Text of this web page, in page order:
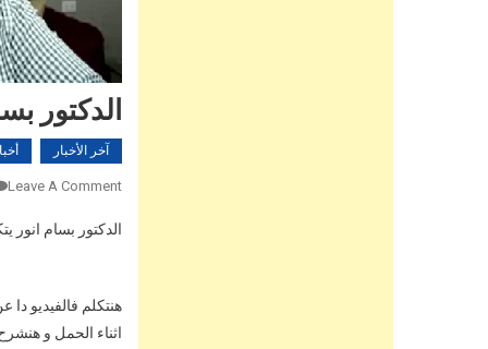
الدكتور
آخر الأخبار
Leave A Comment
الدكتور بسام
هنتكلم فالفيديو
اثناء الحمل و